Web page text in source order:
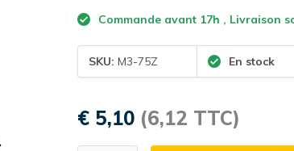
Commande avant 17h , Livraison
SKU: M3-75Z En stock
€ 5,10 (6,12 TTC)